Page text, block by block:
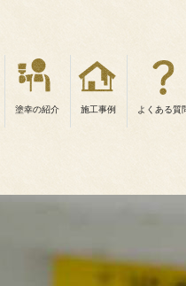
塗幸の紹介 施工事例 よくある質